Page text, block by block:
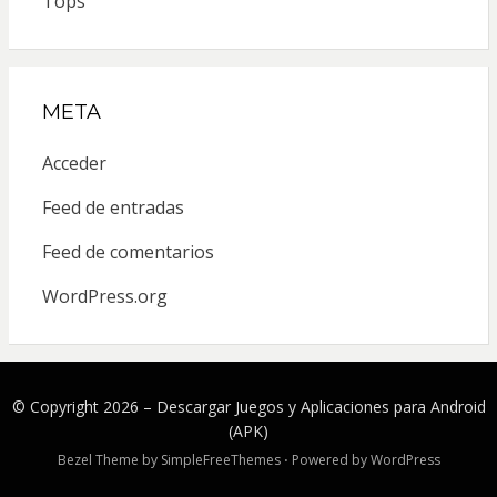
META
Acceder
Feed de entradas
Feed de comentarios
WordPress.org
© Copyright 2026 – Descargar Juegos y Aplicaciones para Android
(APK)
Bezel Theme by SimpleFreeThemes ⋅ Powered byWordPress